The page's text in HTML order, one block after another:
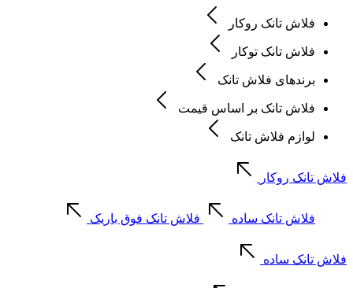
فلاش تانک روکار
فلاش تانک توکار
برندهای فلاش تانک
فلاش تانک بر اساس قیمت
لوازم فلاش تانک
فلاش تانک روکار
فلاش تانک ساده فلاش تانک فوق باریک
فلاش تانک ساده